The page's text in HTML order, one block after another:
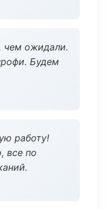
чем ожидали.
Будем
работу!
все по